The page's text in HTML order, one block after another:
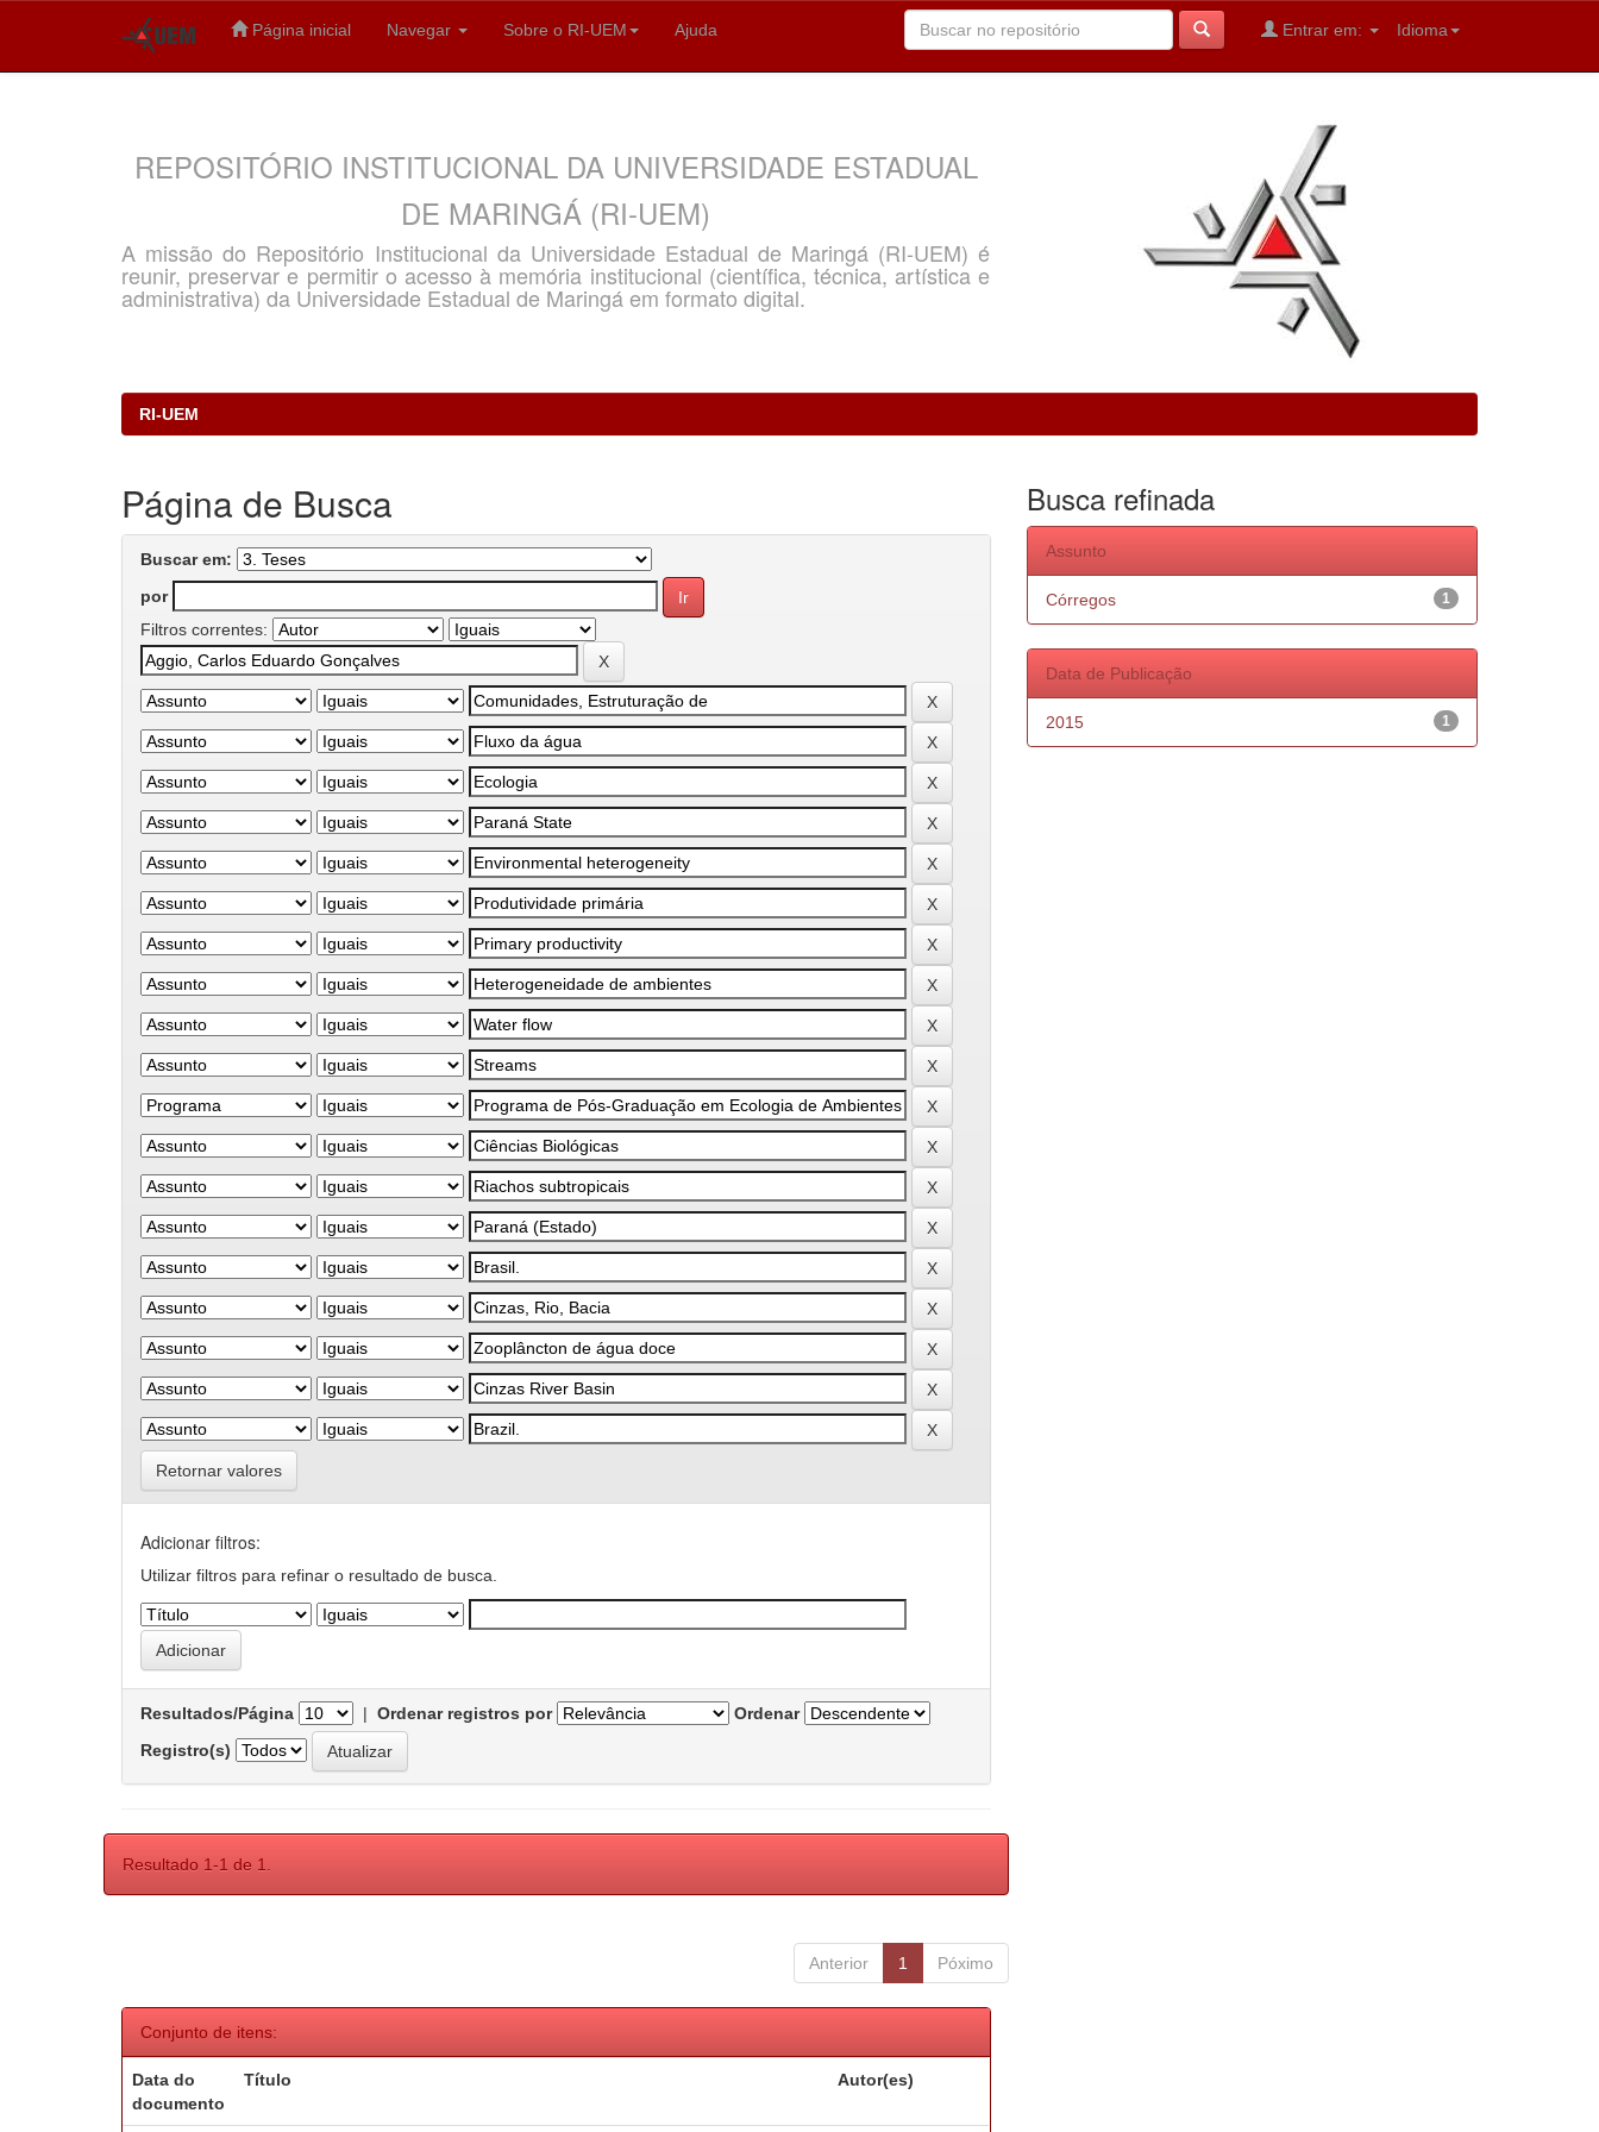
Página inicial Navegar Sobre o RI-UEM Ajuda Idioma
Entrar em:
REPOSITÓRIO INSTITUCIONAL DA UNIVERSIDADE ESTADUAL
DE MARINGÁ (RI-UEM)
A missão do Repositório Institucional da Universidade Estadual de Maringá (RI-UEM) é
reunir, preservar e permitir o acesso à memória institucional (científica, técnica, artística e
administrativa) da Universidade Estadual de Maringá em formato digital.
RI-UEM
Página de Busca
Buscar em:
por
Filtros correntes:
Retornar valores
Adicionar filtros:
Utilizar filtros para refinar o resultado de busca.
Resultados/Página | Ordenar registros por
Ordenar
Registro(s)
Resultado 1-1 de 1.
Anterior 1 Póximo
Conjunto de itens:
Data do
documento
Título Autor(es)
Busca refinada
Assunto
1
Córregos
Data de Publicação
1
2015